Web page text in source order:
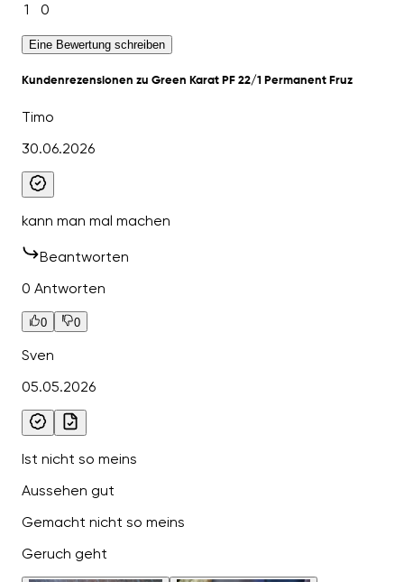
1 0
Eine Bewertung schreiben
Kundenrezensionen zu Green Karat PF 22/1 Permanent Fruz
Timo
30.06.2026
kann man mal machen
Beantworten
0 Antworten
0 0
Sven
05.05.2026
Ist nicht so meins
Aussehen gut
Gemacht nicht so meins
Geruch geht